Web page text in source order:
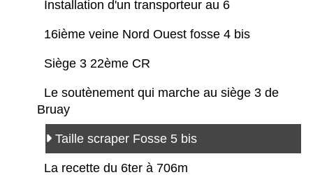
Installation d'un transporteur au 6
16ième veine Nord Ouest fosse 4 bis
Siège 3 22ème CR
Le soutènement qui marche au siège 3 de
Bruay
Taille scraper Fosse 5 bis
La recette du 6ter à 706m